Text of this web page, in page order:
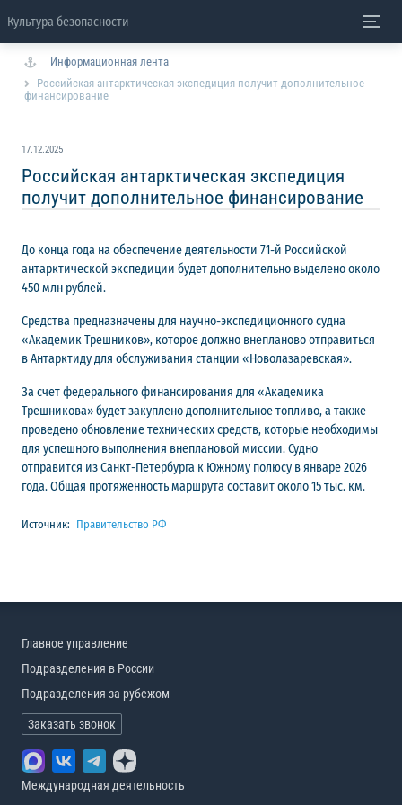
Культура безопасности
Информационная лента
Российская антарктическая экспедиция получит дополнительное
финансирование
17.12.2025
Российская антарктическая экспедиция
получит дополнительное финансирование
До конца года на обеспечение деятельности 71-й Российской
антарктической экспедиции будет дополнительно выделено около
450 млн рублей.
Средства предназначены для научно-экспедиционного судна
«Академик Трешников», которое должно внепланово отправиться
в Антарктиду для обслуживания станции «Новолазаревская».
За счет федерального финансирования для «Академика
Трешникова» будет закуплено дополнительное топливо, а также
проведено обновление технических средств, которые необходимы
для успешного выполнения внеплановой миссии. Судно
отправится из Санкт-Петербурга к Южному полюсу в январе 2026
года. Общая протяженность маршрута составит около 15 тыс. км.
Источник: Правительство РФ
Главное управление
Подразделения в России
Подразделения за рубежом
Заказать звонок
Международная деятельность